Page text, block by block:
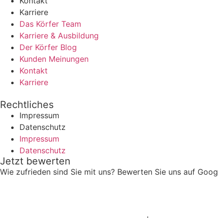
Karriere
Das Körfer Team
Karriere & Ausbildung
Der Körfer Blog
Kunden Meinungen
Kontakt
Karriere
Rechtliches
Impressum
Datenschutz
Impressum
Datenschutz
Jetzt bewerten
Wie zufrieden sind Sie mit uns? Bewerten Sie uns auf